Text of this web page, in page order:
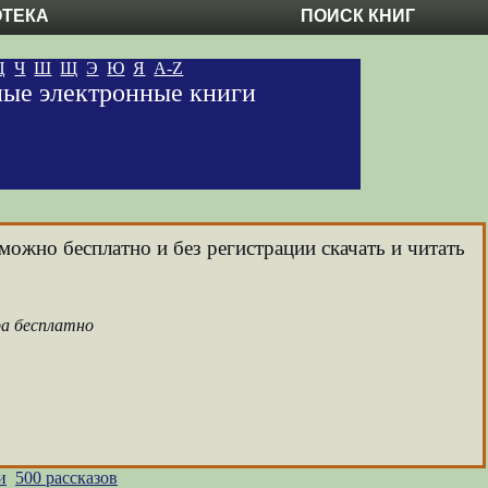
ПОИСК КНИГ
Ч Ш Щ Э Ю Я A-Z
электронные книги
бесплатно и без регистрации скачать и читать
бесплатно
500 рассказов